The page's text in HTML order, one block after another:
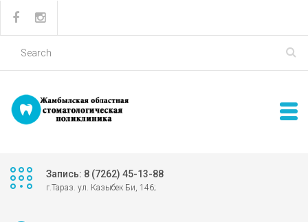
Запись: 8 (7262) 45-13-88
г.Тараз. ул. Казыбек Би, 146;